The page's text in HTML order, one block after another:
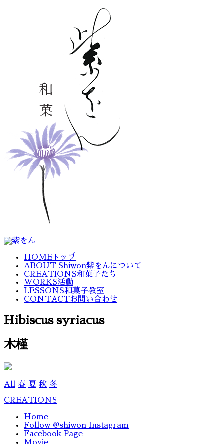
HOME トップ
ABOUT Shiwon紫をんについて
CREATIONS和菓子たち
WORKS活動
LESSONS和菓子教室
CONTACTお問い合わせ
Hibiscus syriacus
木槿
All 春 夏 秋 冬
CREATIONS
Home
Follow @shiwon Instagram
Facebook Page
Movie